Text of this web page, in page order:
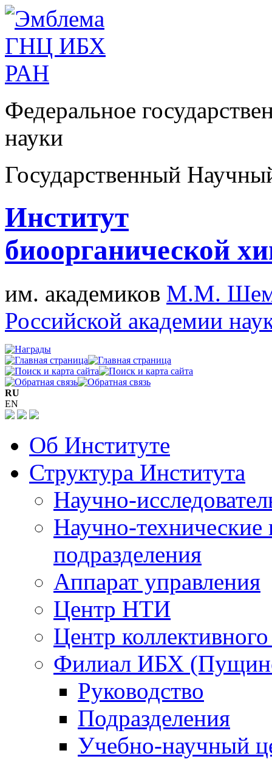
Федеральное
науки
Государственный
Институт
биоорганической
им. академиков М.М.
Российской академии
RU
EN
Об Институте
Структура Института
Научно-
Научно-технические
подразделения
Аппарат управления
Центр НТИ
Центр
Филиал ИБХ
Руководство
Подразделения
Учебно-научный